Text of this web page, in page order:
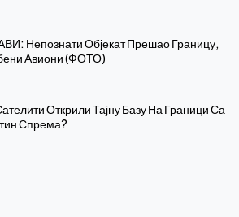
Непознати Објекат Прешао Границу,
Авиони (ФОТО)
Открили Тајну Базу На Граници Са
Спрема?